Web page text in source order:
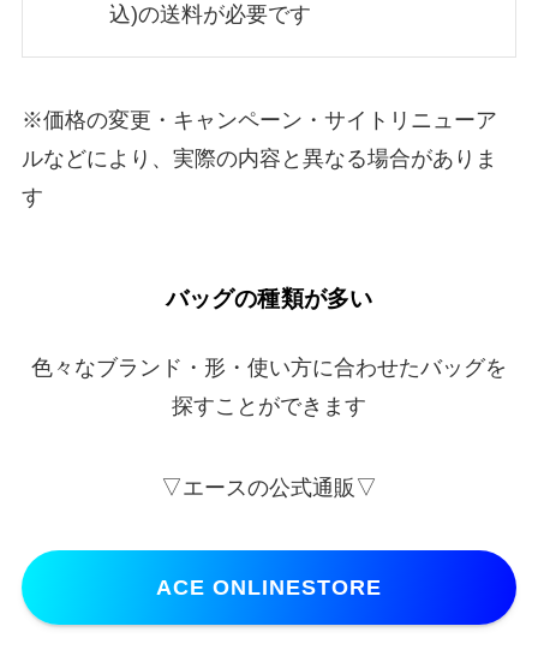
込)の送料が必要です
※価格の変更・キャンペーン・サイトリニューア
ルなどにより、実際の内容と異なる場合がありま
す
バッグの種類が多い
色々なブランド・形・使い方に合わせたバッグを
探すことができます
▽エースの公式通販▽
ACE ONLINESTORE